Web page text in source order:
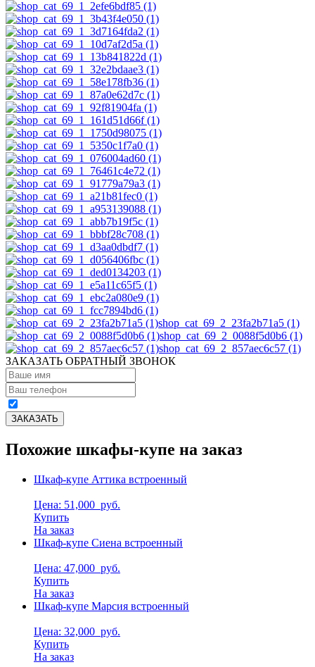
shop_cat_69_2_23fa2b71a5 (1)
shop_cat_69_2_0088f5d0b6 (1)
shop_cat_69_2_857aec6c57 (1)
ЗАКАЗАТЬ ОБРАТНЫЙ ЗВОНОК
Похожие шкафы-купе на заказ
Шкаф-купе Аттика встроенный
Цена: 51,000 руб.
Купить
На заказ
Шкаф-купе Сиена встроенный
Цена: 47,000 руб.
Купить
На заказ
Шкаф-купе Марсия встроенный
Цена: 32,000 руб.
Купить
На заказ